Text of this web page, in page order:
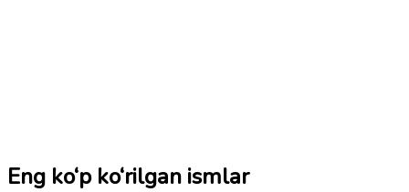
Eng ko‘p ko‘rilgan ismlar